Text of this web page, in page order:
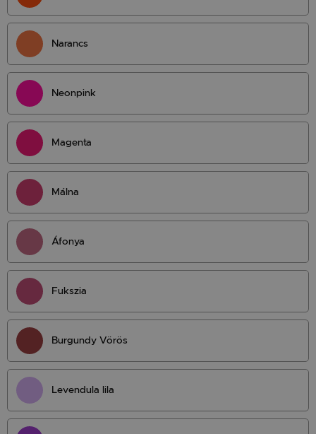
Narancs
Neonpink
Magenta
Málna
Áfonya
Fukszia
Burgundy Vörös
Levendula lila